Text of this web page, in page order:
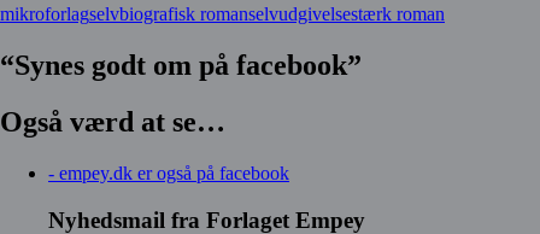
mikroforlagselvbiografisk romanselvudgivelsestærk roman
“Synes godt om på facebook”
Også værd at se…
- empey.dk er også på facebook
Nyhedsmail fra Forlaget Empey